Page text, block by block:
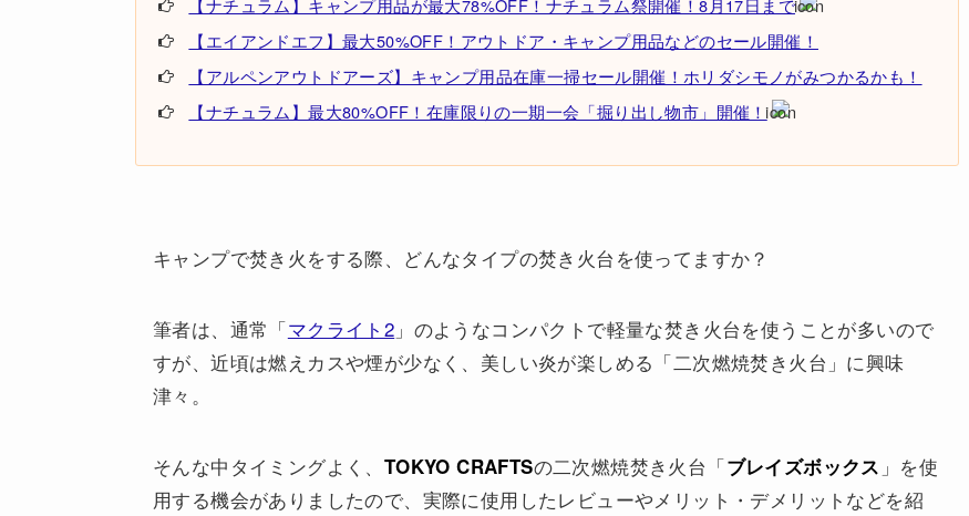
【ナチュラム】キャンプ用品が最大78%OFF！ナチュラム祭開催！8月17日まで
【エイアンドエフ】最大50%OFF！アウトドア・キャンプ用品などのセール開催！
【アルペンアウトドアーズ】キャンプ用品在庫一掃セール開催！ホリダシモノがみつかるかも！
【ナチュラム】最大80%OFF！在庫限りの一期一会「掘り出し物市」開催！
キャンプで焚き火をする際、どんなタイプの焚き火台を使ってますか？
筆者は、通常「マクライト2 」のようなコンパクトで軽量な焚き火台を使うことが多いので
すが、近頃は燃えカスや煙が少なく、美しい炎が楽しめる「二次燃焼焚き火台」に興味
津々。
そんな中タイミングよく、 TOKYO CRAFTSの二次燃焼焚き火台「ブレイズボックス 」を使
用する機会がありましたので、実際に使用したレビューやメリット・デメリットなどを紹